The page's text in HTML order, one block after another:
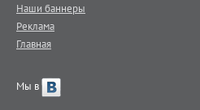
Наши баннеры
Реклама
Главная
Мы в